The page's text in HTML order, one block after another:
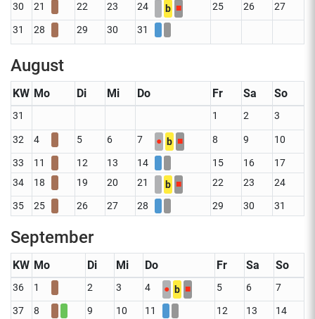
30
21 22 23 24 b ■ 25 26 27
31 28 29 30 31
August
KW Mo Di Mi Do Fr Sa So
31 1 2 3
32 4 5 6 7 ● b ■ 8 9 10
33 11 12 13 14 15 16
17
34
18 19 20 21 b ■ 22 23 24
35 25 26 27 28 29 30 31
September
KW Mo Di Mi Do Fr Sa So
36 1 2 3 4 ● b ■ 5 6 7
37 8 9 10 11 12 13 14